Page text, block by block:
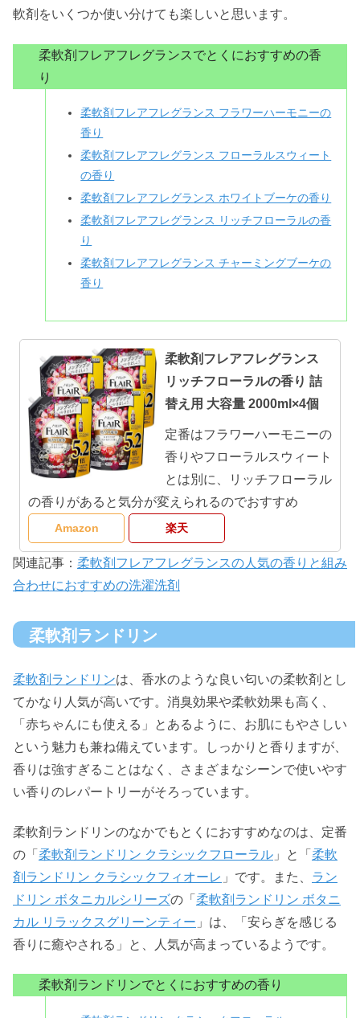
軟剤をいくつか使い分けても楽しいと思います。
柔軟剤フレアフレグランスでとくにおすすめの香
り
柔軟剤フレアフレグランス フラワーハーモニーの
香り
柔軟剤フレアフレグランス フローラルスウィート
の香り
柔軟剤フレアフレグランス ホワイトブーケの香り
柔軟剤フレアフレグランス リッチフローラルの香
り
柔軟剤フレアフレグランス チャーミングブーケの
香り
柔軟剤フレアフレグランス
リッチフローラルの香り 詰
替え用 大容量 2000ml×4個
定番はフラワーハーモニーの
香りやフローラルスウィート
とは別に、リッチフローラル
の香りがあると気分が変えられるのでおすすめ
Amazon 楽天
関連記事： 柔軟剤フレアフレグランスの人気の香りと組み
合わせにおすすめの洗濯洗剤
柔軟剤ランドリン
柔軟剤ランドリンは、香水のような良い匂いの柔軟剤とし
てかなり人気が高いです。消臭効果や柔軟効果も高く、
「赤ちゃんにも使える」とあるように、お肌にもやさしい
という魅力も兼ね備えています。しっかりと香りますが、
香りは強すぎることはなく、さまざまなシーンで使いやす
い香りのレパートリーがそろっています。
柔軟剤ランドリンのなかでもとくにおすすめなのは、定番
の「 柔軟剤ランドリン クラシックフローラル 」と「 柔軟
剤ランドリン クラシックフィオーレ 」です。また、 ラン
ドリン ボタニカルシリーズの「 柔軟剤ランドリン ボタニ
カル リラックスグリーンティー 」は、「安らぎを感じる
香りに癒やされる」と、人気が高まっているようです。
柔軟剤ランドリンでとくにおすすめの香り